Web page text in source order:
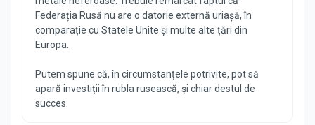
Federația Rusă nu are o datorie externă uriașă, în
comparație cu Statele Unite și multe alte țări din
Europa.
Putem spune că, în circumstanțele potrivite, pot să
apară investiții în rubla rusească, și chiar destul de
succes.